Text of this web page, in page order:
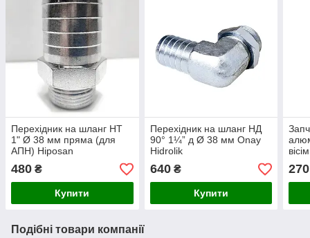
Перехідник на шланг НТ
1" Ø 38 мм пряма (для
АПН) Hiposan
480 ₴
Купити
Перехідник на шланг НД
90° 1¼” д Ø 38 мм Onay
Hidrolik
640₴
Купити
270
Подібні товари компанії